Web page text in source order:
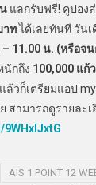
แลกรับฟรี! คูปอง
าทได้เลยทันที วันเ
– 11.00 น. (หรือจ
กถึง 100,000 แก้ว
วก็เตรียมแอป
สามารถดูรายละ
AIS 1 POINT 12